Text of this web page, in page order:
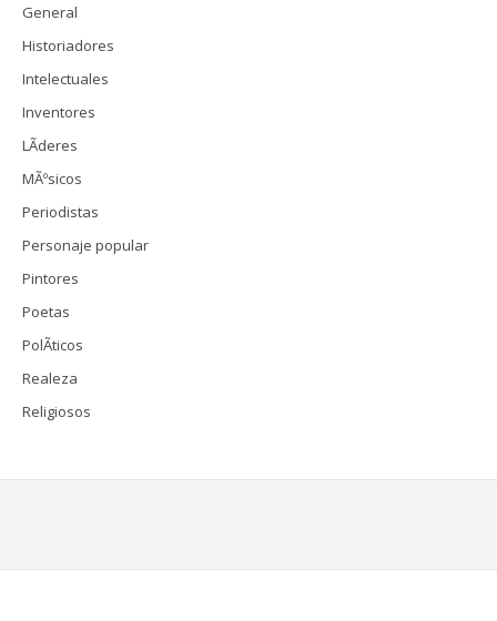
General
Historiadores
Intelectuales
Inventores
LÃ­deres
MÃºsicos
Periodistas
Personaje popular
Pintores
Poetas
PolÃ­ticos
Realeza
Religiosos